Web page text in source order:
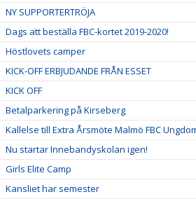
NY SUPPORTERTRÖJA
Dags att beställa FBC-kortet 2019-2020!
Höstlovets camper
KICK-OFF ERBJUDANDE FRÅN ESSET
KICK OFF
Betalparkering på Kirseberg
Kallelse till Extra Årsmöte Malmö FBC
Nu startar Innebandyskolan igen!
Girls Elite Camp
Kansliet har semester